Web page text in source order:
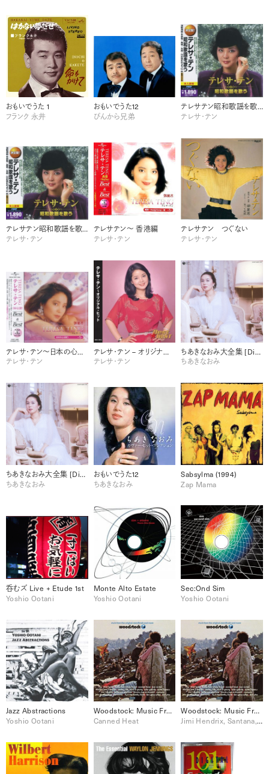
おもいでうた 1
フランク 永井
おもいでうた12
ぴんから兄弟
テレサテン昭和歌謡を歌うー2
テレサ・テン
テレサテン昭和歌謡を歌う-1
テレサ・テン
テレサテン～ 香港編
テレサ・テン
テレサテン つぐない
テレサ・テン
テレサ・テン～日本の心を歌う～ Best & Best
テレサ・テン
テレサ・テン – オリジナル・ヒット
テレサ・テン
ちあきなおみ大全集 [Disc 1]
ちあきなおみ
ちあきなおみ大全集 [Disc 2]
ちあきなおみ
おもいでうた12
ちあきなおみ
Sabsylma (1994)
Zap Mama
呑むズ Live + Etude 1st
Yoshio Ootani
Monte Alto Estate
Yoshio Ootani
Sec:Ond Sim
Yoshio Ootani
Jazz Abstractions
Yoshio Ootani
Woodstock: Music From The Original Soundtrack And More, Vol. 1
Canned Heat
Woodstock: Music From The Original Soundtrack And More, Vol. 2
Jimi Hendrix, Santana, Sly & The Family Stone